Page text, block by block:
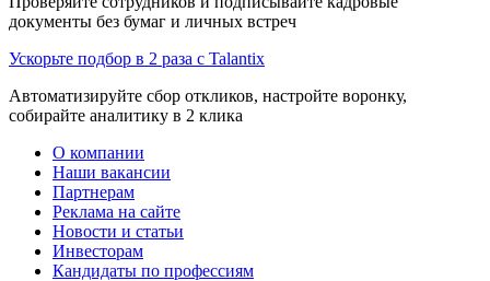
документы без бумаг и личных встреч
Ускорьте подбор в 2 раза с Talantix
Автоматизируйте сбор откликов, настройте воронку,
собирайте аналитику в 2 клика
О компании
Наши вакансии
Партнерам
Реклама на сайте
Новости и статьи
Инвесторам
Кандидаты по профессиям